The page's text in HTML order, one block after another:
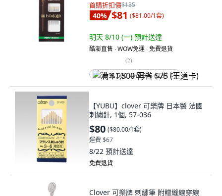
首購折扣價$135
40% $81 ($81.00/1套)
明天 8/10 (一) 預計送達
酷澎直售 ∙ WOW免運 ∙ 免費退貨
(2)
满 $1,500 再省 $75 (王道卡)
【YUBU】clover 可樂牌 日本製 法國
刺繡針, 1個, 57-036
$80 ($80.00/1套)
運費 $67
8/22 預計送達
免費退貨
Clover 可樂牌 刺繡筆 附贈縫線穿線